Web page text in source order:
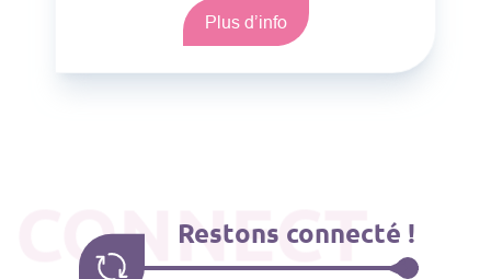
Plus d’info
CONNECT
Restons connecté !